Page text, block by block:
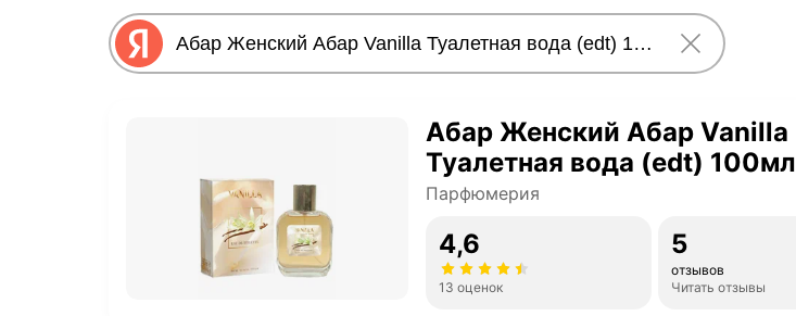
Абар Женский Абар Vanilla
Туалетная вода (edt) 100мл
Парфюмерия
4,6
13 оценок
5
отзывов
Читать отзывы